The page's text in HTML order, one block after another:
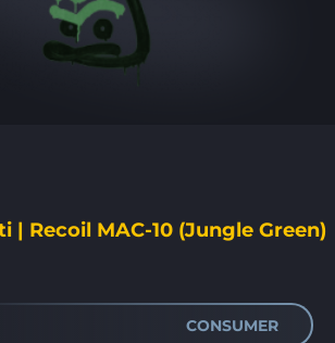
| Recoil MAC-10 (Jungle Green)
CONSUMER